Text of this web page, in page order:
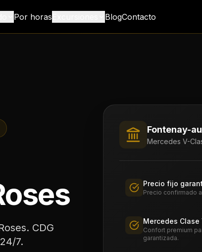
Por horas BlogContacto
CDG
7.
Fontenay-
Mercedes V-
Precio fijo
Precio confirmado
Mercedes Clase
Confort premium
garantizada.